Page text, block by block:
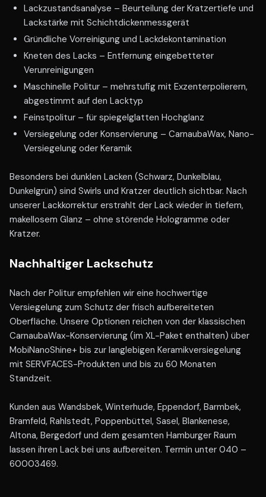
Lackzustandsanalyse – Beurteilung der Kratzertiefe und
Lackstärke mit Schichtdickenmessgerät
Gründliche Vorreinigung und Lackdekontamination
Kneten des Lacks – Entfernung eingebetteter
Verunreinigungen
Maschinelle Politur – mehrstufig mit Exzenterpolierern,
abgestimmt auf den Lacktyp
Feinstpolitur – für spiegelglatten Hochglanz
Versiegelung oder Konservierung – CarnaubaWax, Nano-
Versiegelung oder Keramik
Besonders bei dunklen Lacken (Schwarz, Dunkelblau,
Dunkelgrün) sind Swirls und Kratzer deutlich sichtbar. Nach
unserer Lackkorrektur erstrahlt der Lack wieder in tiefem,
makellosem Glanz – ohne störende Hologramme oder
Kratzer.
Nachhaltiger Lackschutz
Nach der Politur empfehlen wir eine hochwertige
Versiegelung zum Schutz der frisch aufbereiteten
Oberfläche. Unsere Optionen reichen von der klassischen
CarnaubaWax-Konservierung (im XL-Paket enthalten) über
MobiNanoShine+ bis zur langlebigen Keramikversiegelung
mit SERVFACES-Produkten und bis zu 60 Monaten
Standzeit.
Kunden aus Wandsbek, Winterhude, Eppendorf, Barmbek,
Bramfeld, Rahlstedt, Poppenbüttel, Sasel, Blankenese,
Altona, Bergedorf und dem gesamten Hamburger Raum
lassen ihren Lack bei uns aufbereiten. Termin unter 040 –
60003469.